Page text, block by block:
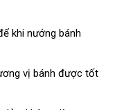
khi nướng bánh
vị bánh được tốt